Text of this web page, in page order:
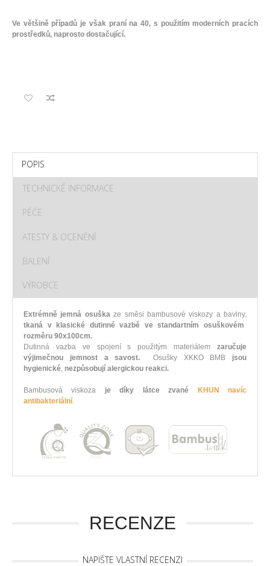
Ve většině případů je však praní na 40, s použitím moderních pracích
prostředků, naprosto dostačující.
POPIS
TECHNICKÉ INFORMACE
PÉČE
ATESTY & OCENĚNÍ
BALENÍ
VÝROBCE
Extrémně jemná osuškaze směsi bambusové viskozy a bavlny,
tkaná v klasické dutinné vazbě ve standartním osuškovém
rozměru 90x100cm.
Dutinná vazba ve spojení s použitým materiálem zaručuje
výjimečnou jemnost a savost. Osušky XKKO BMB jsou
hygienické, nezpůsobují alergickou reakci.
Bambusová viskoza je díky látce zvané
KHUN navíc
antibakteriální.
RECENZE
NAPIŠTE VLASTNÍ RECENZI